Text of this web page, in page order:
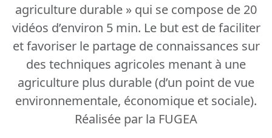
agriculture durable » qui se compose de 20
vidéos d’environ 5 min. Le but est de faciliter
et favoriser le partage de connaissances sur
des techniques agricoles menant à une
agriculture plus durable (d’un point de vue
environnementale, économique et sociale).
Réalisée par la FUGEA